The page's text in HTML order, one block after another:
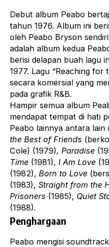
Debut album Peabo
tahun 1976. Album ini
oleh Peabo Bryson
adalah album kedua
berisi delapan buah lagu
1977. Lagu “Reaching for
secara komersial yang
pada grafik R&B.
Hampir semua album
mendapat tempat di hati
Peabo lainnya antara lain
the Best of Friends
Cole) (1979), Paradise
Time (1981), I Am Love
(1982), Born to Love
(1983), Straight from the
Prisoners (1985), Quiet
(1988).
Penghargaan
Peabo mengisi